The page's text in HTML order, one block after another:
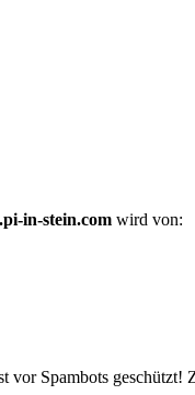
in-stein.com wird von:
vor Spambots geschützt!